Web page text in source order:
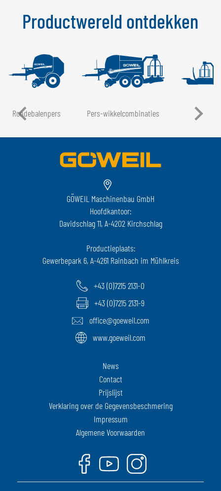
Productwereld ontdekken
Rondebalenpers Pers-wikkelcombinaties
GÖWEIL Maschinenbau GmbH
Hoofdkantoor:
Davidschlag 11, A-4202 Kirchschlag
Productieplaats:
Gewerbepark 6, A-4261 Rainbach im Mühlkreis
+43 (0)7215 2131-0
+43 (0)7215 2131-9
office@goeweil.com
www.goeweil.com
News
Contact
Prijslijst
Verklaring over de Gegevensbeschmering
Impressum
Algemene Voorwaarden
Facebook
YoutubeInstagram